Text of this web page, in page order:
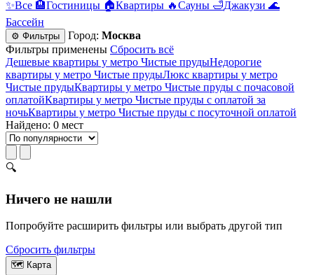
✨Все 🏨Гостиницы 🏠Квартиры 🔥Сауны 🛁Джакузи 🌊
Бассейн
⚙ Фильтры Город: Москва
Фильтры применены Сбросить всё
Дешевые квартиры у метро Чистые прудыНедорогие
квартиры у метро Чистые прудыЛюкс квартиры у метро
Чистые прудыКвартиры у метро Чистые пруды c почасовой
оплатойКвартиры у метро Чистые пруды с оплатой за
ночьКвартиры у метро Чистые пруды c посуточной оплатой
Найдено: 0 мест
🔍
Ничего не нашли
Попробуйте расширить фильтры или выбрать другой тип
Сбросить фильтры
🗺 Карта